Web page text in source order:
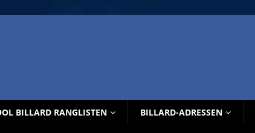
BILLARD RANGLISTEN BILLARD-ADRESSEN